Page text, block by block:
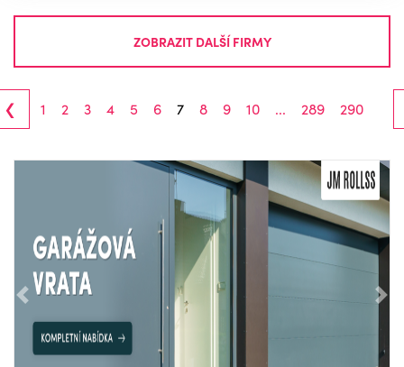
ZOBRAZIT DALŠÍ FIRMY
‹ 1 2 3 4 5 6 7 8 9 10 ... 289 290
Předchozí